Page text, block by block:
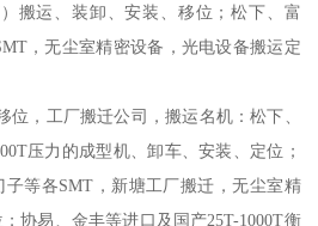
搬运、装卸、安装、移位；松下、富
，无尘室精密设备，光电设备搬运定
位，工厂搬迁公司，搬运名机：松下、
压力的成型机、卸车、安装、定位；
等各SMT，新塘工厂搬迁，无尘室精
协易、金丰等进口及国产25T-1000T衡